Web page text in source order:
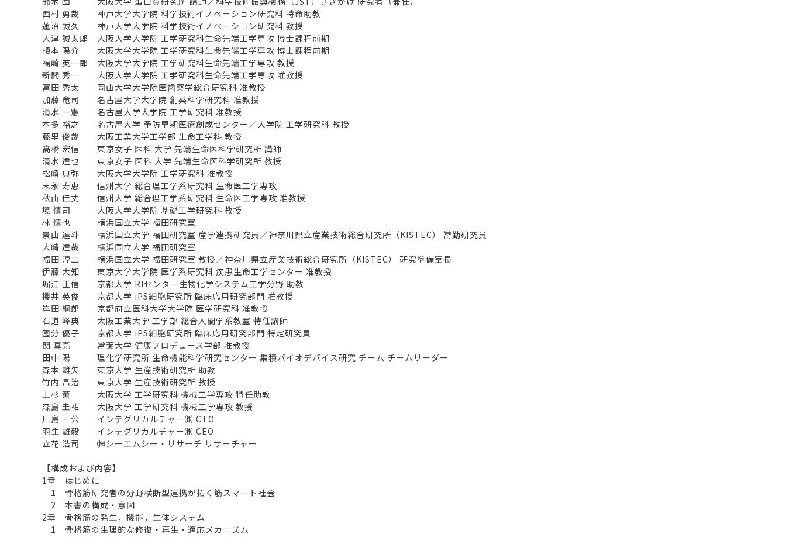
西村 勇哉 神戸大学大学院 科学技術イノベーション研究科 特命助教
蓮沼 誠久 神戸大学大学院 科学技術イノベーション研究科 教授
大津 誠太郎 大阪大学大学院 工学研究科生命先端工学専攻 博士課程前期
榎本 陽介 大阪大学大学院 工学研究科生命先端工学専攻 博士課程前期
福崎 英一郎 大阪大学大学院 工学研究科生命先端工学専攻 教授
新間 秀一 大阪大学大学院 工学研究科生命先端工学専攻 准教授
冨田 秀太 岡山大学大学院医歯薬学総合研究科 准教授
加藤 竜司 名古屋大学大学院 創薬科学研究科 准教授
清水 一憲 名古屋大学大学院 工学研究科 准教授
本多 裕之 名古屋大学 予防早期医療創成センター／大学院 工学研究科 教授
藤里 俊哉 大阪工業大学工学部 生命工学科 教授
高橋 宏信 東京女子 医科 大学 先端生命医科学研究所 講師
清水 達也 東京女子 医科 大学 先端生命医科学研究所 教授
松崎 典弥 大阪大学大学院 工学研究科 准教授
末永 寿恵 信州大学 総合理工学系研究科 生命医工学専攻
秋山 佳丈 信州大学 総合理工学系研究科 生命医工学専攻 准教授
境 慎司 大阪大学大学院 基礎工学研究科 教授
林 慎也 横浜国立大学 福田研究室
景山 達斗 横浜国立大学 福田研究室 産学連携研究員／神奈川県立産業技術総合研究所（KISTEC） 常勤研究員
大崎 達哉 横浜国立大学 福田研究室
福田 淳二 横浜国立大学 福田研究室 教授／神奈川県立産業技術総合研究所（KISTEC） 研究準備室長
伊藤 大知 東京大学大学院 医学系研究科 疾患生命工学センター 准教授
堀江 正信 京都大学 RIセンター生物化学システム工学分野 助教
櫻井 英俊 京都大学 iPS細胞研究所 臨床応用研究部門 准教授
岸田 綱郎 京都府立医科大学大学院 医学研究科 准教授
石道 峰典 大阪工業大学 工学部 総合人間学系教室 特任講師
國分 優子 京都大学 iPS細胞研究所 臨床応用研究部門 特定研究員
関 真亮 常葉大学 健康プロデュース学部 准教授
田中 陽 理化学研究所 生命機能科学研究センター 集積バイオデバイス研究 チーム チームリーダー
森本 雄矢 東京大学 生産技術研究所 助教
竹内 昌治 東京大学 生産技術研究所 教授
上杉 薫 大阪大学 工学研究科 機械工学専攻 特任助教
森島 圭祐 大阪大学 工学研究科 機械工学専攻 教授
川島 一公 インテグリカルチャー㈱ CTO
羽生 雄毅 インテグリカルチャー㈱ CEO
立花 浩司 ㈱シーエムシー・リサーチ リサーチャー
【構成および内容】
1章 はじめに
1 骨格筋研究者の分野横断型連携が拓く筋スマート社会
2 本書の構成・意図
2章 骨格筋の発生，機能，生体システム
1 骨格筋の生理的な修復・再生・適応メカニズム